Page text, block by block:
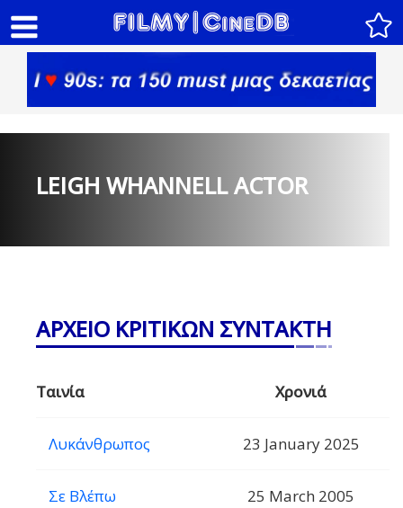
LEIGH WHANNELL ACTOR
ΑΡΧΕΙΟ ΚΡΙΤΙΚΩΝ ΣΥΝΤΑΚΤΗ
Ταινία Χρονιά
Λυκάνθρωπος 23 January 2025
Σε Βλέπω 25 March 2005